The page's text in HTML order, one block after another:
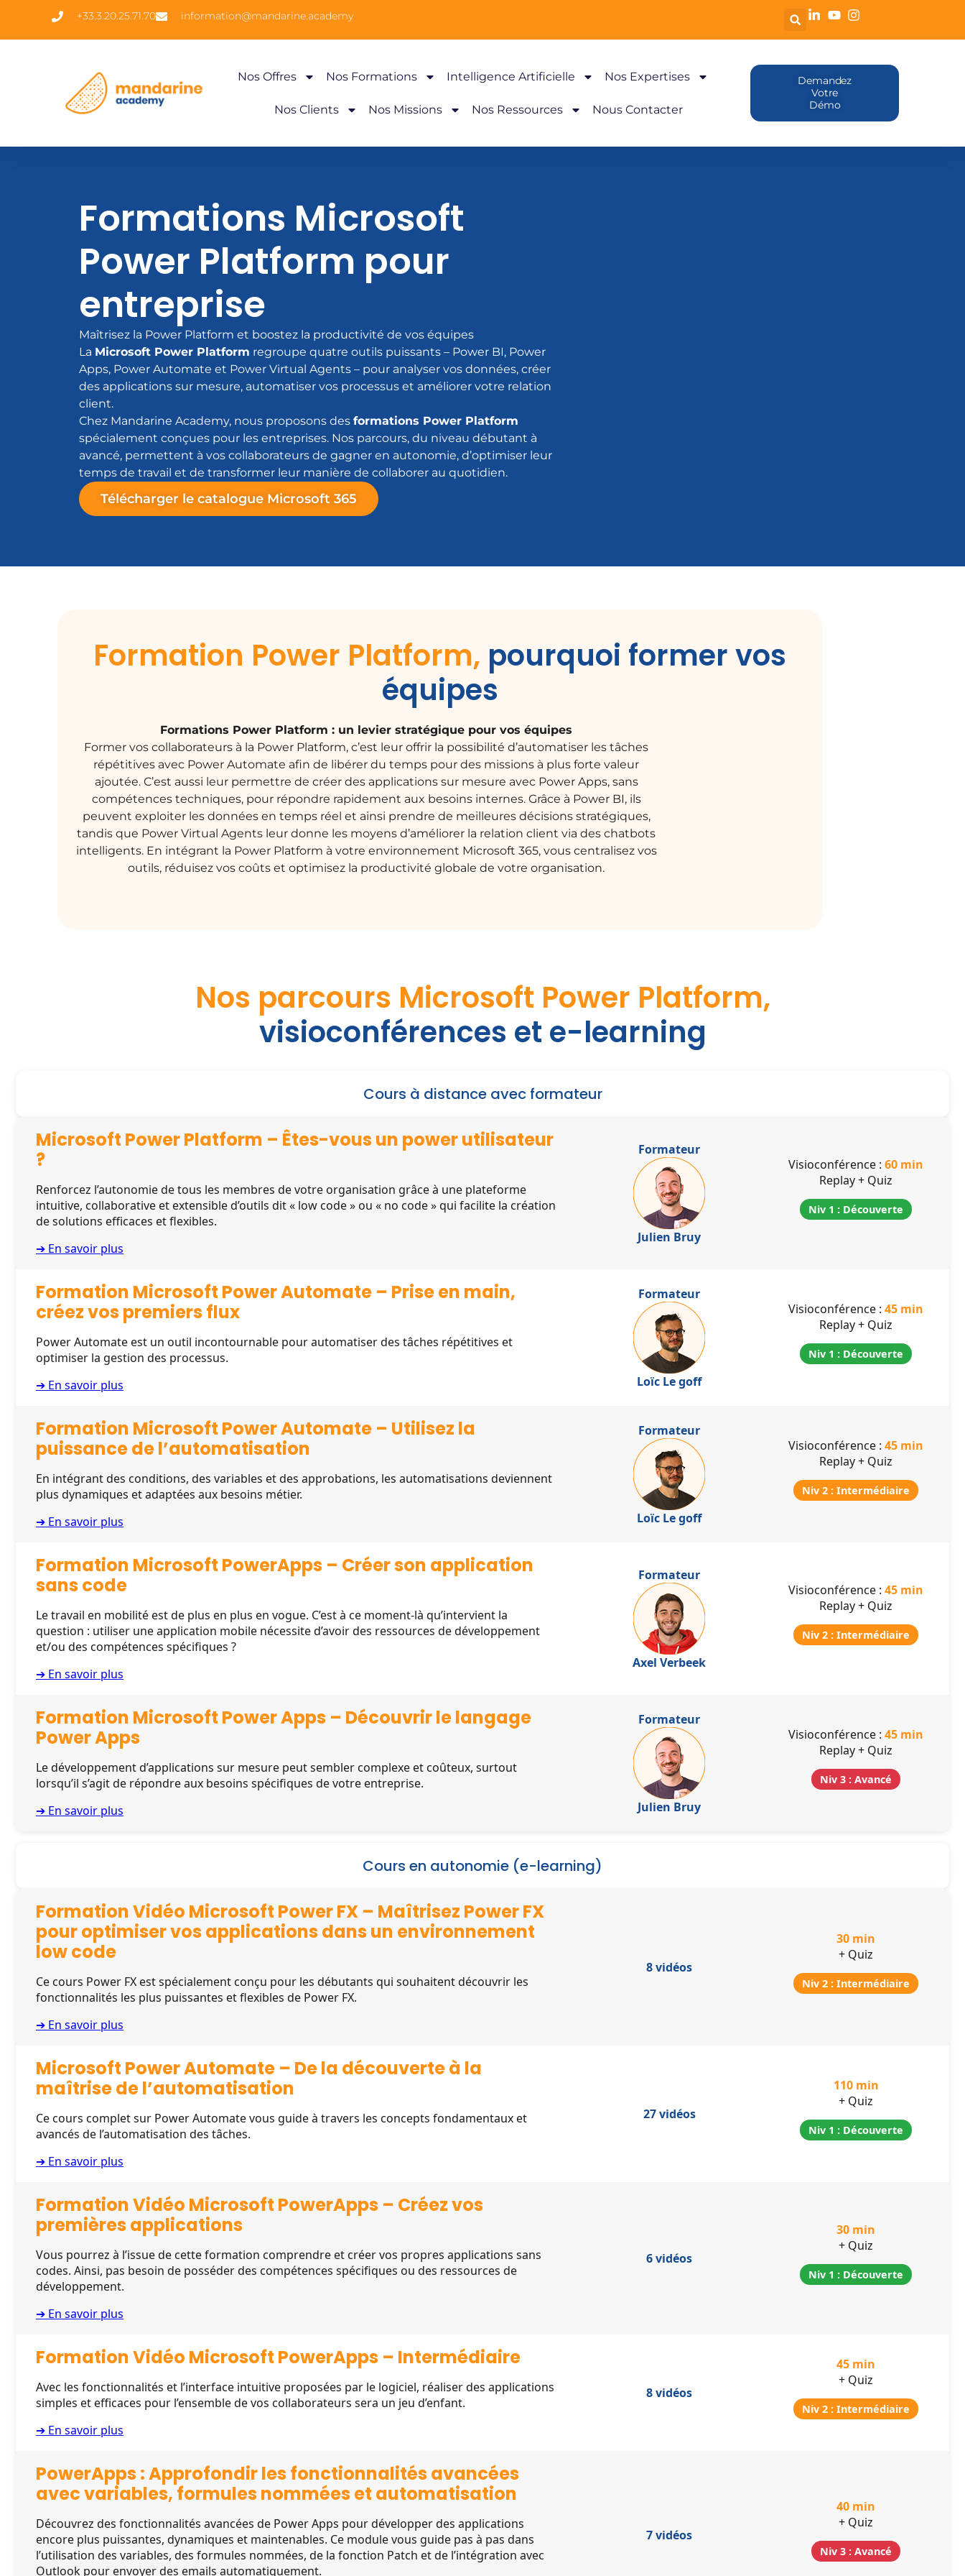
+33.3.20.25.71.70 information@mandarine.academy
Nos Offres Nos Formations Intelligence Artificielle Nos Expertises
Nos Clients Nos Missions Nos Ressources Nous Contacter
Demandez
Votre
Démo
Formations Microsoft
Power Platform pour
entreprise
Maîtrisez la Power Platform et boostez la productivité de vos équipes
La Microsoft Power Platform regroupe quatre outils puissants – Power BI, Power
Apps, Power Automate et Power Virtual Agents – pour analyser vos données, créer
des applications sur mesure, automatiser vos processus et améliorer votre relation
client.
Chez Mandarine Academy, nous proposons des formations Power Platform
spécialement conçues pour les entreprises. Nos parcours, du niveau débutant à
avancé, permettent à vos collaborateurs de gagner en autonomie, d’optimiser leur
temps de travail et de transformer leur manière de collaborer au quotidien.
Télécharger le catalogue Microsoft 365
Formation Power Platform, pourquoi former vos
équipes
Formations Power Platform : un levier stratégique pour vos équipes
Former vos collaborateurs à la Power Platform, c’est leur offrir la possibilité d’automatiser les tâches
répétitives avec Power Automate afin de libérer du temps pour des missions à plus forte valeur
ajoutée. C’est aussi leur permettre de créer des applications sur mesure avec Power Apps, sans
compétences techniques, pour répondre rapidement aux besoins internes. Grâce à Power BI, ils
peuvent exploiter les données en temps réel et ainsi prendre de meilleures décisions stratégiques,
tandis que Power Virtual Agents leur donne les moyens d’améliorer la relation client via des chatbots
intelligents. En intégrant la Power Platform à votre environnement Microsoft 365, vous centralisez vos
outils, réduisez vos coûts et optimisez la productivité globale de votre organisation.
Nos parcours Microsoft Power Platform,
visioconférences et e-learning
Cours à distance avec formateur
Microsoft Power Platform – Êtes-vous un power utilisateur
?
Renforcez l’autonomie de tous les membres de votre organisation grâce à une plateforme
intuitive, collaborative et extensible d’outils dit « low code » ou « no code » qui facilite la création
de solutions efficaces et flexibles.
➔ En savoir plus
Formateur
Julien Bruy
Visioconférence : 60 min
Replay + Quiz
Niv 1 : Découverte
Formation Microsoft Power Automate – Prise en main,
créez vos premiers flux
Power Automate est un outil incontournable pour automatiser des tâches répétitives et
optimiser la gestion des processus.
➔ En savoir plus
Formateur
Loïc Le goff
Visioconférence : 45 min
Replay + Quiz
Niv 1 : Découverte
Formation Microsoft Power Automate – Utilisez la
puissance de l’automatisation
En intégrant des conditions, des variables et des approbations, les automatisations deviennent
plus dynamiques et adaptées aux besoins métier.
➔ En savoir plus
Formateur
Loïc Le goff
Visioconférence : 45 min
Replay + Quiz
Niv 2 : Intermédiaire
Formation Microsoft PowerApps – Créer son application
sans code
Le travail en mobilité est de plus en plus en vogue. C’est à ce moment-là qu’intervient la
question : utiliser une application mobile nécessite d’avoir des ressources de développement
et/ou des compétences spécifiques ?
➔ En savoir plus
Formateur
Axel Verbeek
Visioconférence : 45 min
Replay + Quiz
Niv 2 : Intermédiaire
Formation Microsoft Power Apps – Découvrir le langage
Power Apps
Le développement d’applications sur mesure peut sembler complexe et coûteux, surtout
lorsqu’il s’agit de répondre aux besoins spécifiques de votre entreprise.
➔ En savoir plus
Formateur
Julien Bruy
Visioconférence : 45 min
Replay + Quiz
Niv 3 : Avancé
Cours en autonomie (e-learning)
Formation Vidéo Microsoft Power FX – Maîtrisez Power FX
pour optimiser vos applications dans un environnement
low code
Ce cours Power FX est spécialement conçu pour les débutants qui souhaitent découvrir les
fonctionnalités les plus puissantes et flexibles de Power FX.
➔ En savoir plus
8 vidéos
30 min
+ Quiz
Niv 2 : Intermédiaire
Microsoft Power Automate – De la découverte à la
maîtrise de l’automatisation
Ce cours complet sur Power Automate vous guide à travers les concepts fondamentaux et
avancés de l’automatisation des tâches.
➔ En savoir plus
27 vidéos
110 min
+ Quiz
Niv 1 : Découverte
Formation Vidéo Microsoft PowerApps – Créez vos
premières applications
Vous pourrez à l’issue de cette formation comprendre et créer vos propres applications sans
codes. Ainsi, pas besoin de posséder des compétences spécifiques ou des ressources de
développement.
➔ En savoir plus
6 vidéos
30 min
+ Quiz
Niv 1 : Découverte
Formation Vidéo Microsoft PowerApps – Intermédiaire
Avec les fonctionnalités et l’interface intuitive proposées par le logiciel, réaliser des applications
simples et efficaces pour l’ensemble de vos collaborateurs sera un jeu d’enfant.
➔ En savoir plus
8 vidéos
45 min
+ Quiz
Niv 2 : Intermédiaire
PowerApps : Approfondir les fonctionnalités avancées
avec variables, formules nommées et automatisation
Découvrez des fonctionnalités avancées de Power Apps pour développer des applications
encore plus puissantes, dynamiques et maintenables. Ce module vous guide pas à pas dans
l’utilisation des variables, des formules nommées, de la fonction Patch et de l’intégration avec
Outlook pour envoyer des emails automatiquement.
7 vidéos
40 min
+ Quiz
Niv 3 : Avancé